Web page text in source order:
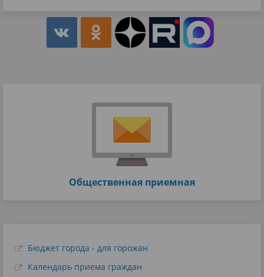
Общественная приемная
Бюджет города - для горожан
Календарь приема граждан